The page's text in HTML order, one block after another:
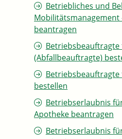
Betriebliches und
Mobilitätsmanagement
beantragen
Betriebsbeauftragte
(Abfallbeauftragte)
bestellen
Betriebserlaubnis
Apotheke beantragen
Betriebserlaubnis